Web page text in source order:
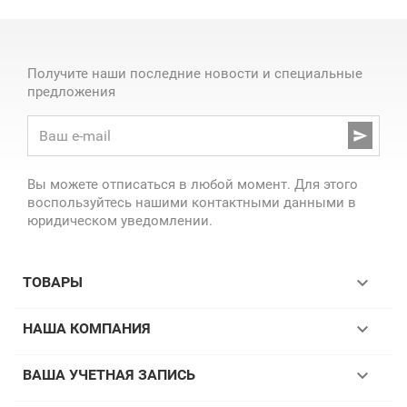
Получите наши последние новости и специальные
предложения

Вы можете отписаться в любой момент. Для этого
воспользуйтесь нашими контактными данными в
юридическом уведомлении.
ТОВАРЫ 
НАША КОМПАНИЯ 
ВАША УЧЕТНАЯ ЗАПИСЬ 